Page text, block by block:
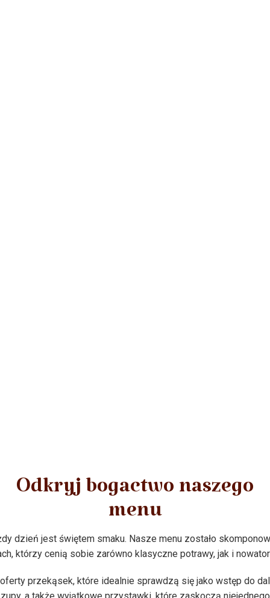
Odkryj bogactwo naszego
menu
dzień jest świętem smaku. Nasze menu zostało
którzy cenią sobie zarówno klasyczne potrawy, jak i
przekąsek, które idealnie sprawdzą się jako wstęp do